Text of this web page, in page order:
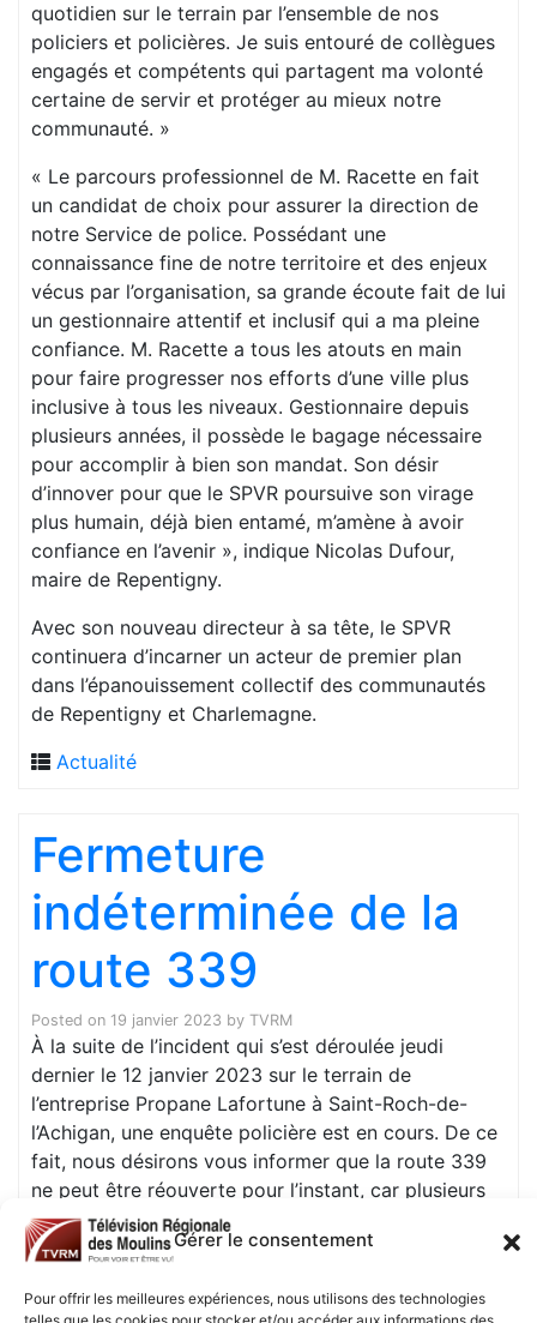
Gérer le consentement
Pour offrir les meilleures expériences, nous utilisons des technologies
quotidien sur le terrain par l’ensemble de nos
policiers et policières. Je suis entouré de collègues
engagés et compétents qui partagent ma volonté
certaine de servir et protéger au mieux notre
communauté. »
« Le parcours professionnel de M. Racette en fait
un candidat de choix pour assurer la direction de
notre Service de police. Possédant une
connaissance fine de notre territoire et des enjeux
vécus par l’organisation, sa grande écoute fait de lui
un gestionnaire attentif et inclusif qui a ma pleine
confiance. M. Racette a tous les atouts en main
pour faire progresser nos efforts d’une ville plus
inclusive à tous les niveaux. Gestionnaire depuis
plusieurs années, il possède le bagage nécessaire
pour accomplir à bien son mandat. Son désir
d’innover pour que le SPVR poursuive son virage
plus humain, déjà bien entamé, m’amène à avoir
confiance en l’avenir », indique Nicolas Dufour,
maire de Repentigny.
Avec son nouveau directeur à sa tête, le SPVR
continuera d’incarner un acteur de premier plan
dans l’épanouissement collectif des communautés
de Repentigny et Charlemagne.
Actualité
Fermeture
indéterminée de la
route 339
Posted on 19 janvier 2023 by TVRM
À la suite de l’incident qui s’est déroulée jeudi
dernier le 12 janvier 2023 sur le terrain de
l’entreprise Propane Lafortune à Saint-Roch-de-
l’Achigan, une enquête policière est en cours. De ce
fait, nous désirons vous informer que la route 339
ne peut être réouverte pour l’instant, car plusieurs
équipes d’investigation sont toujours sur place. Afin
de protéger les lieux de l’événement et
demeurer fermé pour une période indéterminée.